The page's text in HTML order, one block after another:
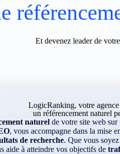
Et devenez leader de
LogicRanking, votre
un référencement naturel
naturel de votre site web sur
, vous accompagne dans la mise
de recherche. Que vous soyez
aide à atteindre vos objectifs de